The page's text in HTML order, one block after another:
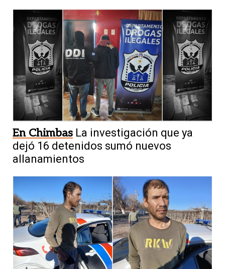
En Chimbas La investigación que ya
dejó 16 detenidos sumó nuevos
allanamientos